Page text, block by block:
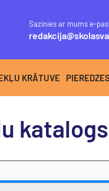
Sazinies ar mums e-
KRĀTUVE